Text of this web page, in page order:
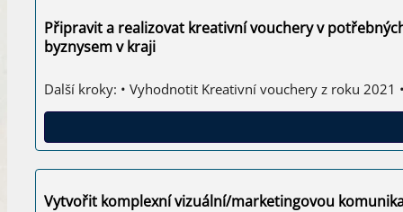
Připravit a realizovat kreativní vouchery v
byznysem v kraji
Další kroky: • Vyhodnotit Kreativní vouchery z roku
Vytvořit komplexní vizuální/marketingovou